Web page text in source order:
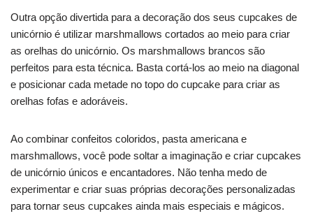
Outra opção divertida para a decoração dos seus cupcakes de
unicórnio é utilizar marshmallows cortados ao meio para criar
as orelhas do unicórnio. Os marshmallows brancos são
perfeitos para esta técnica. Basta cortá-los ao meio na diagonal
e posicionar cada metade no topo do cupcake para criar as
orelhas fofas e adoráveis.
Ao combinar confeitos coloridos, pasta americana e
marshmallows, você pode soltar a imaginação e criar cupcakes
de unicórnio únicos e encantadores. Não tenha medo de
experimentar e criar suas próprias decorações personalizadas
para tornar seus cupcakes ainda mais especiais e mágicos.